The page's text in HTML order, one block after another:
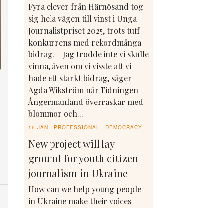
Fyra elever från Härnösand tog
sig hela vägen till vinst i Unga
Journalistpriset 2025, trots tuff
konkurrens med rekordmånga
bidrag. – Jag trodde inte vi skulle
vinna, även om vi visste att vi
hade ett starkt bidrag, säger
Agda Wikström när Tidningen
Ångermanland överraskar med
blommor och...
15 JAN PROFESSIONAL DEMOCRACY
New project will lay
ground for youth citizen
journalism in Ukraine
How can we help young people
in Ukraine make their voices